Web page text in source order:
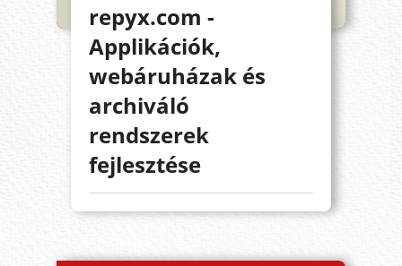
repyx.com -
Applikációk,
webáruházak és
archiváló
rendszerek
fejlesztése